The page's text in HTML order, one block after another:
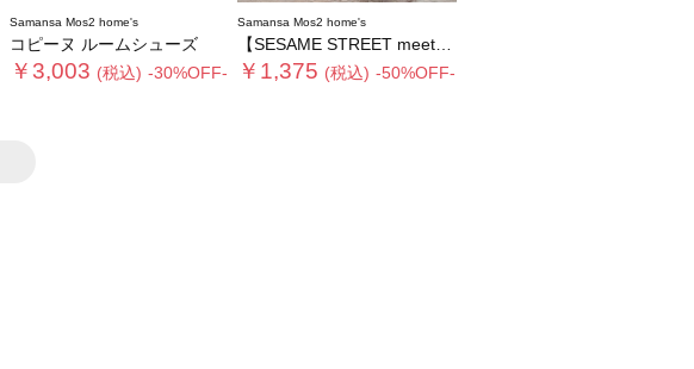
Samansa Mos2 home's
コピーヌ ルームシューズ
￥3,003 (税込) -30%OFF-
Samansa Mos2 home's
【SESAME STREET meets Samansa Mos2 home's】ケース入りハンカチ
￥1,375 (税込) -50%OFF-